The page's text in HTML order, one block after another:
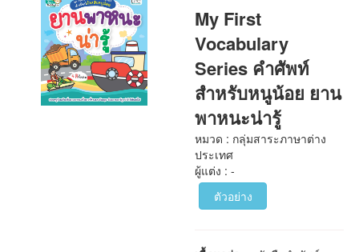
My First
Vocabulary
Series คำศัพท์
สำหรับหนูน้อย ยาน
พาหนะน่ารู้
หมวด : กลุ่มสาระภาษาต่าง
ประเทศ
ผู้แต่ง : -
ตัวอย่าง